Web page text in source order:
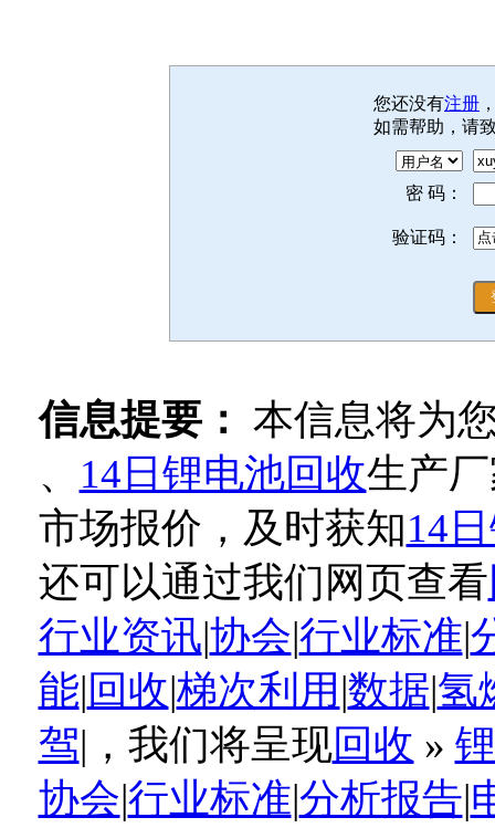
您还没有注册
如需帮助，请
密 码：
验证码：
信息提要： 本信息将为
、 14日锂电池回收生产
市场报价，及时获知14
还可以通过我们网页查看
行业资讯|协会|行业标准|
能|回收|梯次利用|数据|氢
驾|，我们将呈现回收 »
协会|行业标准|分析报告|